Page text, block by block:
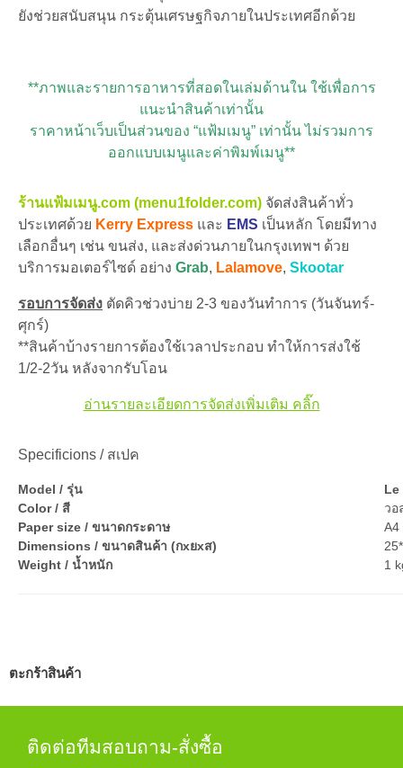
ยังช่วยสนับสนุน กระตุ้นเศรษฐกิจภายในประเทศอีกด้วย
**ภาพและรายการอาหารที่สอดในเล่มด้านใน ใช้เพื่อการ
แนะนำสินค้าเท่านั้น
ราคาหน้าเว็บเป็นส่วนของ “แฟ้มเมนู” เท่านั้น ไม่รวมการ
ออกแบบเมนูและค่าพิมพ์เมนู**
ร้านแฟ้มเมนู.com (menu1folder.com) จัดส่งสินค้าทั่ว
ประเทศด้วย Kerry Express และ EMS เป็นหลัก โดยมีทาง
เลือกอื่นๆ เช่น ขนส่ง, และส่งด่วนภายในกรุงเทพฯ ด้วย
บริการมอเตอร์ไซด์ อย่าง Grab, Lalamove, Skootar
รอบการจัดส่ง ตัดคิวช่วงบ่าย 2-3 ของวันทำการ (วันจันทร์-
ศุกร์)
**สินค้าบ้างรายการต้องใช้เวลาประกอบ ทำให้การส่งใช้
1/2-2วัน หลังจากรับโอน
อ่านรายละเอียดการจัดส่งเพิ่มเติม คลิ๊ก
Specificions / สเปค
Model / รุ่น
Le
Color / สี
วอ
Paper size / ขนาดกระดาษ
A4
Dimensions / ขนาดสินค้า (กxยxส)
Weight / น้ำหนัก
1
ตะกร้าสินค้า
ติดต่อทีมสอบถาม-สั่งซื้อ